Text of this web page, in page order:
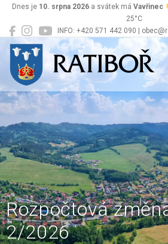
INFO: +420 571 442 090 |
Dnes je 10. srpna 2026 a svátek má Vavřinec
25°C
Ratiboř
Rozpočtová
2/2026